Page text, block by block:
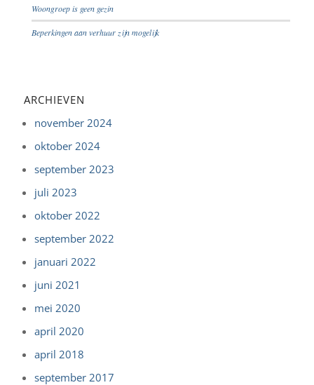
Woongroep is geen gezin
Beperkingen aan verhuur zijn mogelijk
ARCHIEVEN
november 2024
oktober 2024
september 2023
juli 2023
oktober 2022
september 2022
januari 2022
juni 2021
mei 2020
april 2020
april 2018
september 2017